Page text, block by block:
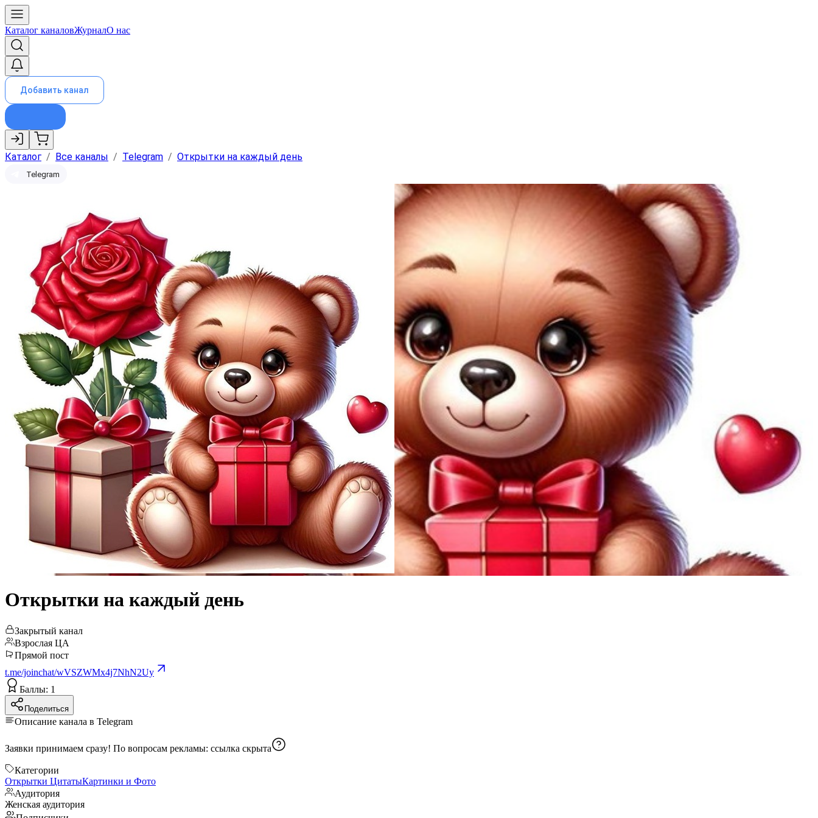
Каталог каналовЖурналО нас
Добавить канал
Каталог / Все каналы / Telegram / Открытки на каждый день
Telegram
Открытки на каждый день
Закрытый канал
Взрослая ЦА
Прямой пост
t.me/joinchat/wVSZWMx4j7NhN2Uy
Баллы: 1
Поделиться
Описание канала в Telegram
Заявки принимаем сразу! По вопросам рекламы: ссылка скрыта
Категории
Открытки ЦитатыКартинки и Фото
Аудитория
Женская аудитория